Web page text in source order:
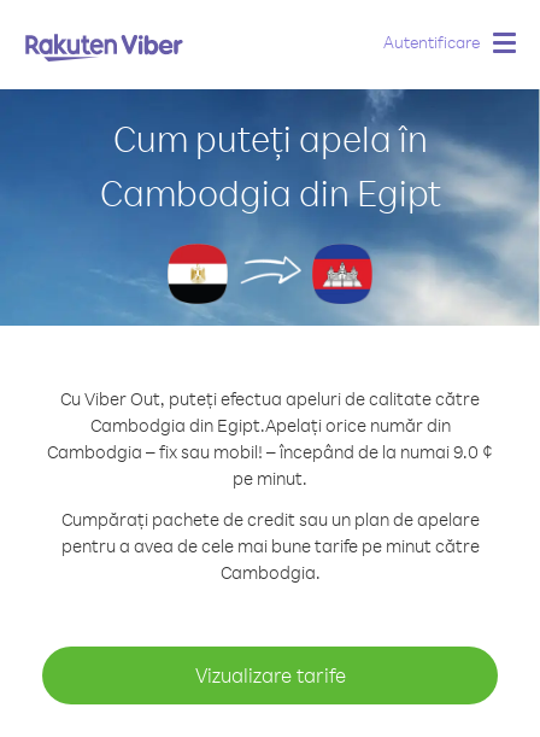
Autentificare
Cum puteți apela în
Cambodgia din Egipt
Cu Viber Out, puteți efectua apeluri de calitate către
Cambodgia din Egipt.Apelați orice număr din
Cambodgia – fix sau mobil! – începând de la numai 9.0 ¢
pe minut.
Cumpărați pachete de credit sau un plan de apelare
pentru a avea de cele mai bune tarife pe minut către
Cambodgia.
Vizualizare tarife